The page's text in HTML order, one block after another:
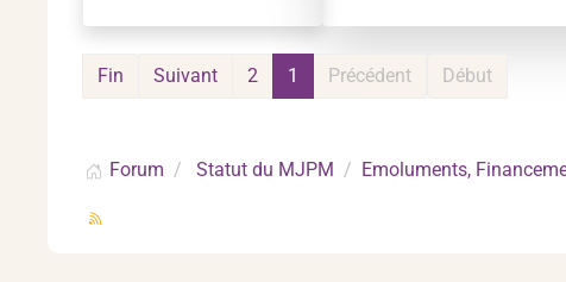
Début
Précédent
1
2
Suivant
Fin
Forum Statut du MJPM Emoluments,